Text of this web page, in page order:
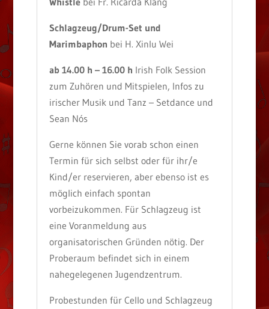
Schlagzeug/Drum-Set und
Marimbaphon bei H. Xinlu Wei
ab 14.00 h – 16.00 h Irish Folk Session
zum Zuhören und Mitspielen, Infos zu
irischer Musik und Tanz – Setdance und
Sean Nós
Gerne können Sie vorab schon einen
Termin für sich selbst oder für ihr/e
Kind/er reservieren, aber ebenso ist es
möglich einfach spontan
vorbeizukommen. Für Schlagzeug ist
eine Voranmeldung aus
organisatorischen Gründen nötig. Der
Proberaum befindet sich in einem
nahegelegenen Jugendzentrum.
Probestunden für Cello und Schlagzeug